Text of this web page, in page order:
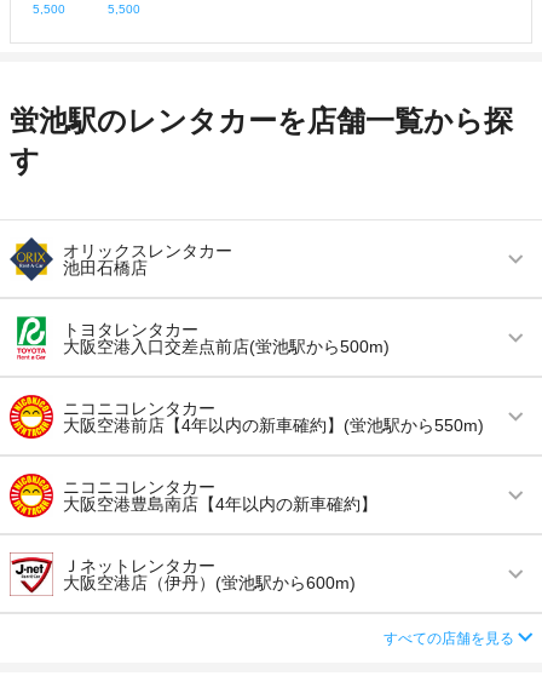
5,500 5,500
蛍池駅のレンタカーを店舗一覧から探
す
オリックスレンタカー
池田石橋店
営業時間 毎日 08:00 ～ 19:00
アクセス 石橋阪大前駅より徒歩で約5分（送迎なし）
住所 池田市石橋３－７－１７
この店舗でレンタカーを探す
トヨタレンタカー
大阪空港入口交差点前店(蛍池駅から500m)
営業時間 毎日 08:00 ～ 20:00
アクセス
伊丹空港(大阪国際空港)より車で約5分（送迎な
し）
住所 豊中市蛍池東町4丁目4番19号
この店舗でレンタカーを探す
ニコニコレンタカー
大阪空港前店【4年以内の新車確約】(蛍池駅から550m)
営業時間 毎日 08:00 ～ 21:00
アクセス 伊丹空港(大阪国際空港)より無料送迎車で約3分
住所 大阪府豊中市蛍池西町1-24-12空港第3ビル101
ニコニコレンタカー
大阪空港豊島南店【4年以内の新車確約】
営業時間 毎日 08:00 ～ 20:00
アクセス 伊丹空港(大阪国際空港)より無料送迎車で約5分
大阪府池田市豊島南1-10-3上田ビル1F
Ｊネットレンタカー
大阪空港店（伊丹）(蛍池駅から600m)
すべての店舗を見る